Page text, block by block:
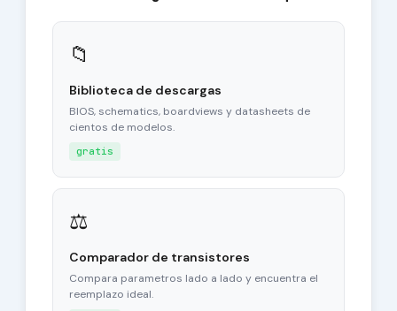
📁
Biblioteca de descargas
BIOS, schematics, boardviews y datasheets de
cientos de modelos.
gratis
⚖
Comparador de transistores
Compara parametros lado a lado y encuentra el
reemplazo ideal.